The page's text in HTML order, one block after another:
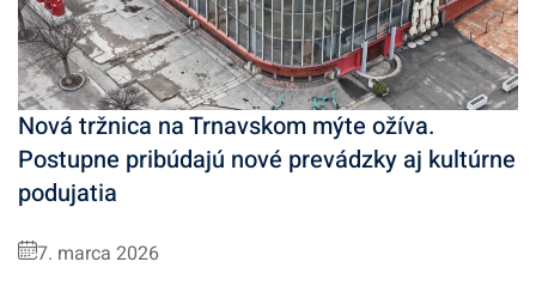
Nová tržnica na Trnavskom mýte ožíva.
Postupne pribúdajú nové prevádzky aj kultúrne
podujatia
7. marca 2026